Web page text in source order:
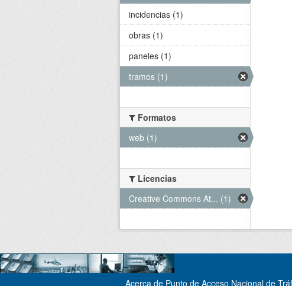
incidencias (1)
obras (1)
paneles (1)
tramos (1)
Formatos
web (1)
Licencias
Creative Commons At... (1)
Acerca de Punto de Acceso Nacional de